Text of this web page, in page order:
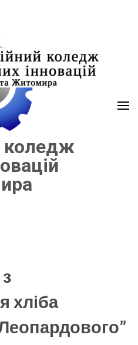
коледж
хліба